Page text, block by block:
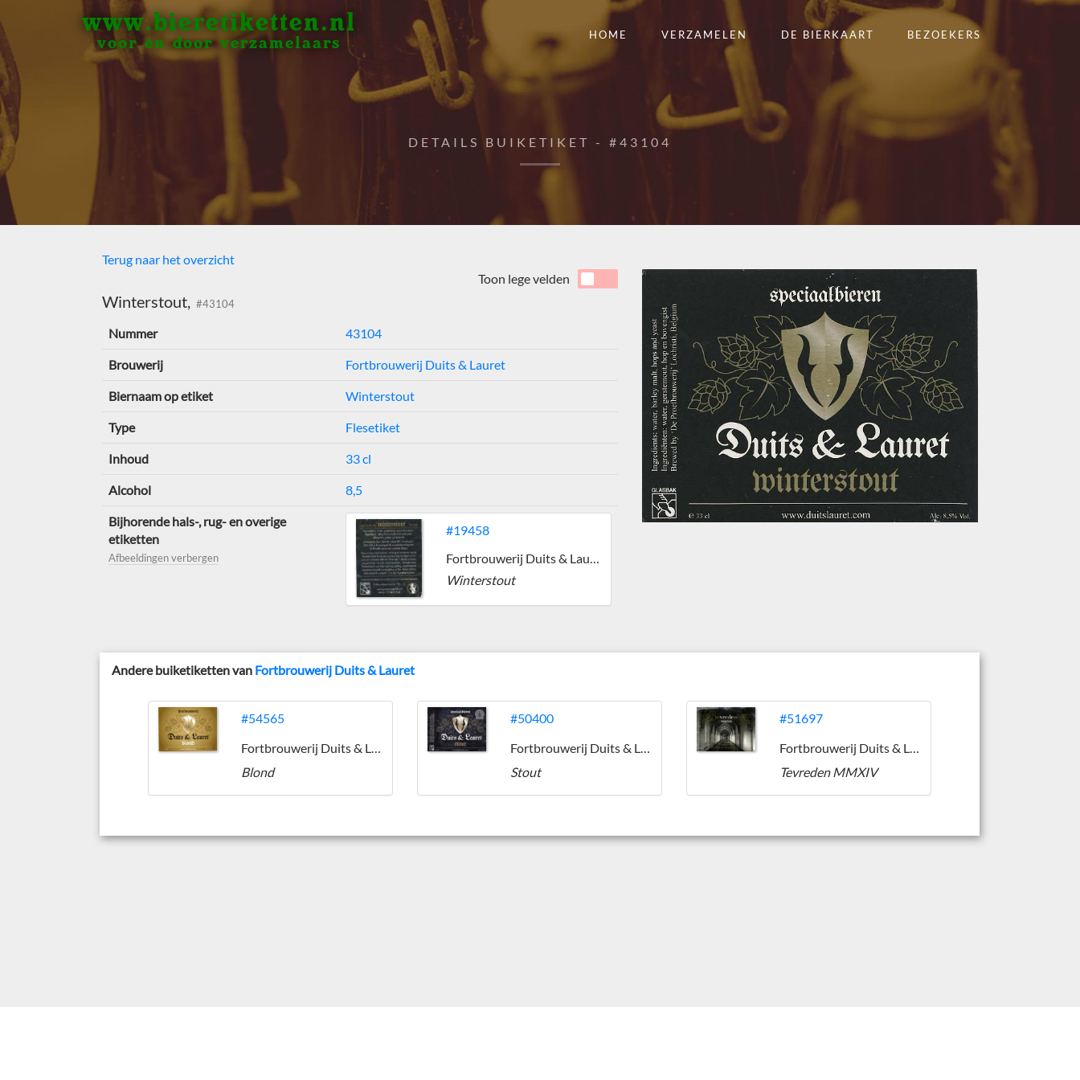
www.bieretiketten.nl
voor én door verzamelaars
HOME VERZAMELEN DE BIERKAART BEZOEKERS
DETAILS BUIKETIKET - #43104
Terug naar het overzicht
Winterstout, #43104
Toon lege velden
Nummer 43104
Brouwerij Fortbrouwerij Duits & Lauret
Biernaam op etiket Winterstout
Type Flesetiket
Inhoud 33 cl
Alcohol 8,5
Bijhorende hals-, rug- en overige
etiketten
Afbeeldingen verbergen
#19458
Fortbrouwerij Duits & Lauret
Winterstout
Andere buiketiketten van Fortbrouwerij Duits & Lauret
#54565
Fortbrouwerij Duits & Lauret
Blond
#50400
Fortbrouwerij Duits & Lauret
Stout
#51697
Fortbrouwerij Duits & Lauret
Tevreden MMXIV